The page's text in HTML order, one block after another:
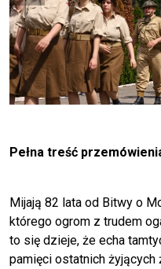
Pełna treść
Mijają 82 lata od Bitwy o
którego ogrom z trudem
to się dzieje, że echa
pamięci ostatnich żyjących